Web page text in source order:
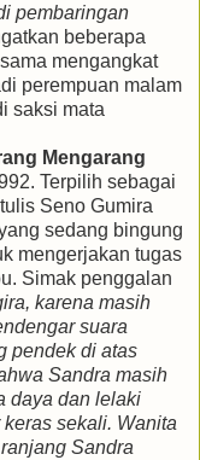
pembaringan
beberapa
mengangkat
perempuan malam
saksi mata
Mengarang
Terpilih sebagai
Seno Gumira
sedang bingung
mengerjakan tugas
Simak penggalan
karena masih
suara
pendek di atas
Sandra masih
daya dan lelaki
sekali. Wanita
Sandra